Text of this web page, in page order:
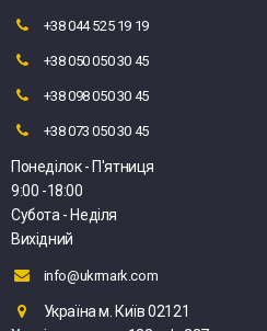
+38 044 525 19 19
+38 050 050 30 45
+38 098 050 30 45
+38 073 050 30 45
Понеділок - П'ятниця
9:00 -18:00
Субота - Неділя
Вихідний
info@ukrmark.com
Україна м. Київ 02121